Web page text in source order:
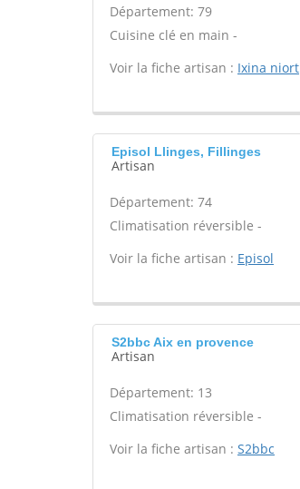
Département: 79
Cuisine clé en main -
Voir la fiche artisan : Ixina niort
Episol Llinges, Fillinges
Artisan
Département: 74
Climatisation réversible -
Voir la fiche artisan : Episol
S2bbc Aix en provence
Artisan
Département: 13
Climatisation réversible -
Voir la fiche artisan : S2bbc